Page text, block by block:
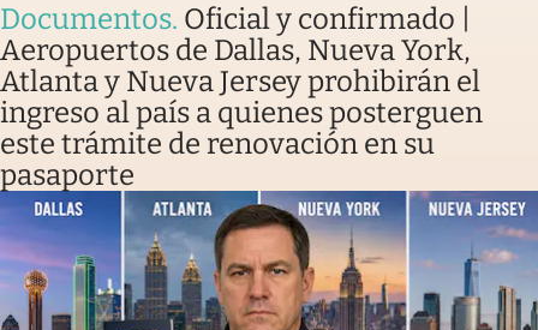
Documentos. Oficial y confirmado |
Aeropuertos de Dallas, Nueva York,
Atlanta y Nueva Jersey prohibirán el
ingreso al país a quienes posterguen
este trámite de renovación en su
pasaporte